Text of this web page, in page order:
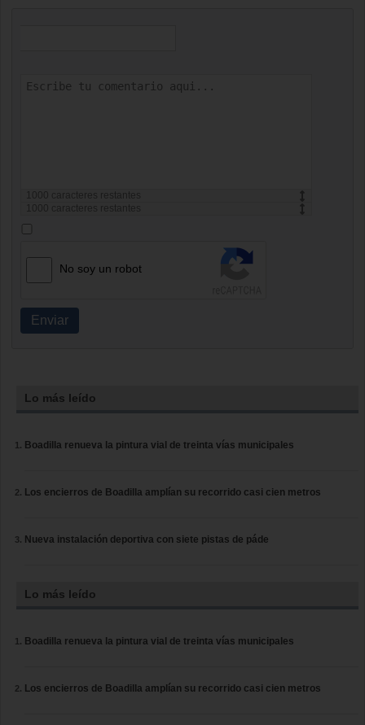
caracteres restantes
caracteres restantes
No soy un robot
Enviar
Lo más leído
Boadilla renueva la pintura vial de treinta vías municipales
Los encierros de Boadilla amplían su recorrido casi cien metros
Nueva instalación deportiva con siete pistas de páde
Lo más leído
Boadilla renueva la pintura vial de treinta vías municipales
Los encierros de Boadilla amplían su recorrido casi cien metros